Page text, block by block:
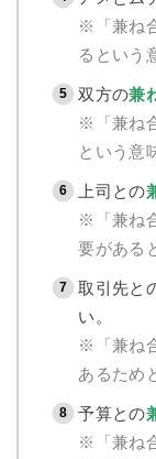
※「兼ね
るという
双方の兼
※「兼ね
という意
上司との
※「兼ね
要がある
取引先と
い。
※「兼ね
あるため
予算との
※「兼ね